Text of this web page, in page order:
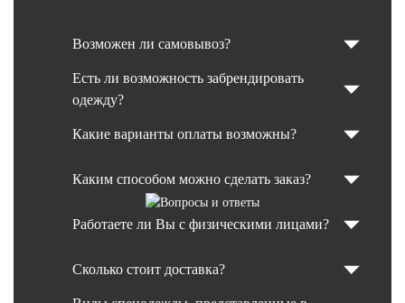
Возможен ли самовывоз?
Есть ли возможность забрендировать
одежду?
Какие варианты оплаты возможны?
Каким способом можно сделать заказ?
Работаете ли Вы с физическими лицами?
Сколько стоит доставка?